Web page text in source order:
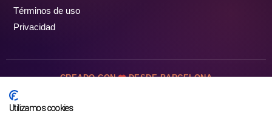
Términos de uso
Privacidad
CREADO CON DESDE BARCELONA
Utilizamos cookies